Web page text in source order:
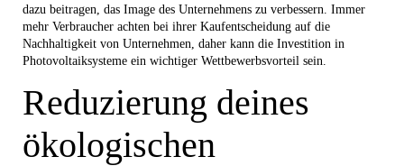
dazu beitragen, das Image des Unternehmens zu verbessern. Immer
mehr Verbraucher achten bei ihrer Kaufentscheidung auf die
Nachhaltigkeit von Unternehmen, daher kann die Investition in
Photovoltaiksysteme ein wichtiger Wettbewerbsvorteil sein.
Reduzierung deines
ökologischen